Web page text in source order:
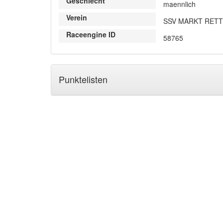
maennlich
Verein
SSV MARKT
Raceengine ID
58765
Punktelisten